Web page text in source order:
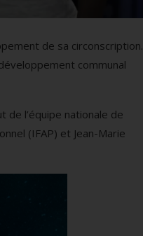
de sa circonscription.
communal
de l’équipe nationale de
(IFAP) et Jean-Marie